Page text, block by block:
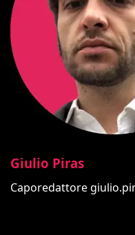
Giulio Piras
Caporedattore